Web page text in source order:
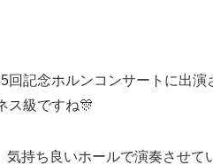
記念ホルンコンサートに出
ス級ですね🎊
気持ち良いホールで演奏させて